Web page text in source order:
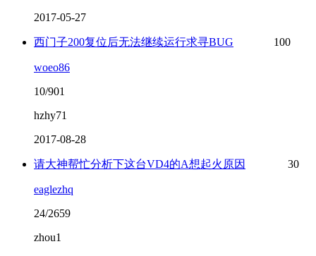
2017-05-27
西门子200复位后无法继续运行求寻BUG 100
woeo86
10/901
hzhy71
2017-08-28
请大神帮忙分析下这台VD4的A想起火原因 30
eaglezhq
24/2659
zhou1